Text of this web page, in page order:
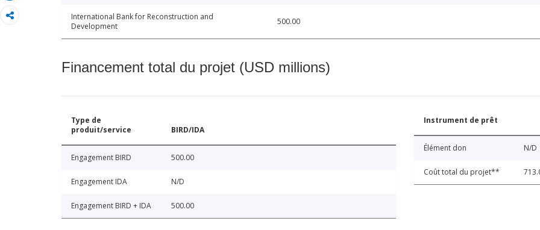
International Bank for Reconstruction and
Development
500.00
Financement total du projet (USD millions)
Type de
produit/service
BIRD/IDA
Engagement BIRD 500.00
Engagement IDA N/D
Engagement BIRD + IDA 500.00
Instrument de prêt
Élément don N/D
Coût total du projet**